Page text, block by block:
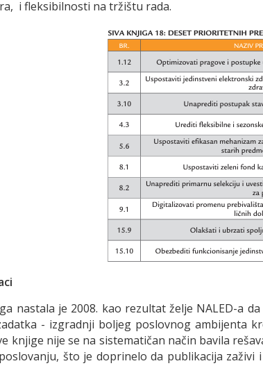
i fleksibilnosti na tržištu rada.
nastala je 2008. kao rezultat želje NALED-a
- izgradnji boljeg poslovnog ambijenta
knjige nije se na sistematičan način bavila
što je doprinelo da publikacija